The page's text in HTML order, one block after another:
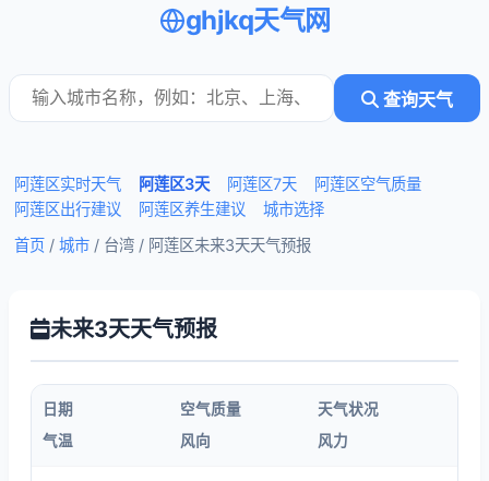
ghjkq天气网
查询天气
阿莲区实时天气 阿莲区3天 阿莲区7天
阿莲区空气质量
阿莲区出行建议
阿莲区养生建议
城市选择
首页 / 城市 / 台湾 / 阿莲区未来3天天气预报
未来3天天气预报
日期 空气质量
天气状况
气温
风向 风力